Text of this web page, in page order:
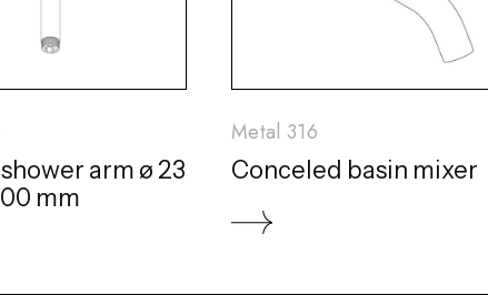
arm ø 23
mm
Metal 316
Conceled basin mixer